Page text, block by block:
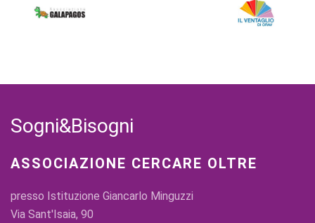
Sogni&Bisogni
ASSOCIAZIONE CERCARE OLTRE
presso Istituzione Giancarlo Minguzzi
Via Sant'Isaia, 90